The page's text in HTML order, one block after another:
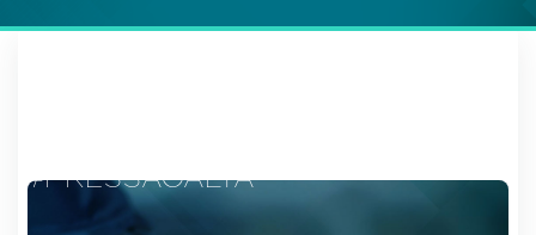
#PRESSÃOALTA